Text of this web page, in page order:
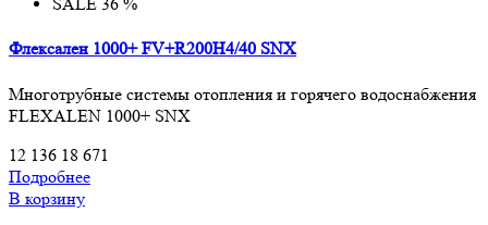
Флексален 1000+ FV+R200H4/40 SNX
Многотрубные системы отопления и горячего водоснабжения
FLEXALEN 1000+ SNX
12 136 18 671
Подробнее
В корзину